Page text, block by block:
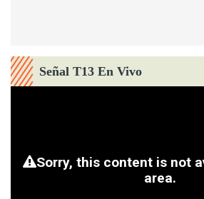
Señal T13 En Vivo